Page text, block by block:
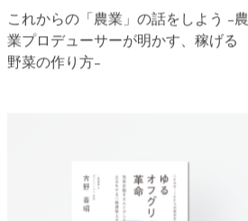
これからの「農業」の話をしよう -農
業プロデューサーが明かす、稼げる
野菜の作り方-